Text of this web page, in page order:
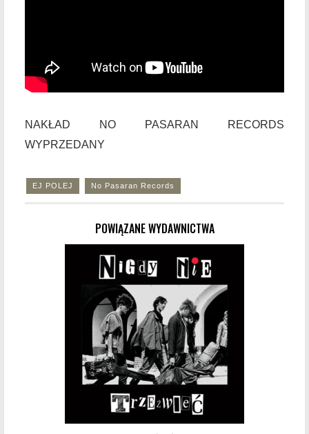
NAKŁAD NO PASARAN RECORDS
WYPRZEDANY
EJ POLEJ No Pasaran Records
POWIĄZANE WYDAWNICTWA